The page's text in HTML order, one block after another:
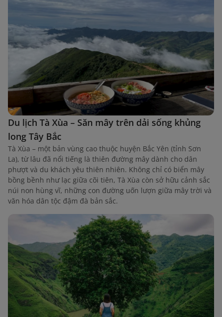
Du lịch Tà Xùa – Săn mây trên dải sống khủng
long Tây Bắc
Tà Xùa – một bản vùng cao thuộc huyện Bắc Yên (tỉnh Sơn
La), từ lâu đã nổi tiếng là thiên đường mây dành cho dân
phượt và du khách yêu thiên nhiên. Không chỉ có biển mây
bồng bềnh như lạc giữa cõi tiên, Tà Xùa còn sở hữu cảnh sắc
núi non hùng vĩ, những con đường uốn lượn giữa mây trời và
văn hóa dân tộc đậm đà bản sắc.